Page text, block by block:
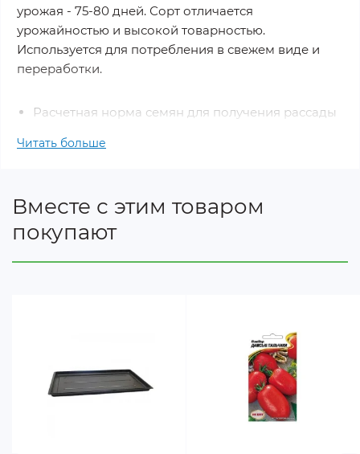
урожая - 75-80 дней. Сорт отличается
урожайностью и высокой товарностью.
Используется для потребления в свежем виде и
переработки.
Расчетная норма семян для получения рассады
Глубина посева 1-2 см
Читать больше
Вместе с этим товаром
покупают